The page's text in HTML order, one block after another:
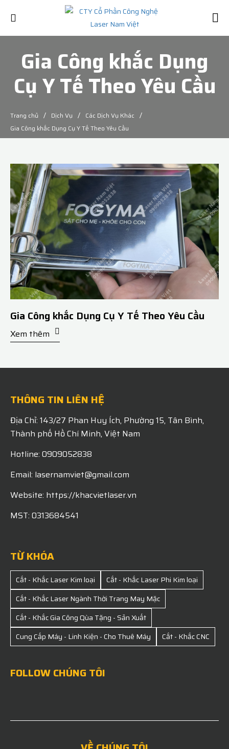
Gia Công khắc Dụng
Cụ Y Tế Theo Yêu Cầu
Trang chủ / Dịch Vụ / Các Dịch Vụ Khác /
Gia Công khắc Dụng Cụ Y Tế Theo Yêu Cầu
Gia Công khắc Dụng Cụ Y Tế Theo Yêu Cầu
Xem thêm
THÔNG TIN LIÊN HỆ
Địa Chỉ: 143/27 Phan Huy Ích, Phường 15, Tân Bình,
Thành phố Hồ Chí Minh, Việt Nam
Hotline: 0909052838
Email: lasernamviet@gmail.com
Website: https://khacvietlaser.vn
MST: 0313684541
TỪ KHÓA
Cắt - Khắc Laser Kim loại
Cắt - Khắc Laser Phi Kim loại
Cắt - Khắc Laser Ngành Thời Trang May Mặc
Cắt - Khắc Gia Công Qùa Tặng - Sản Xuất
Cung Cấp Máy - Linh Kiện - Cho Thuê Máy
Cắt - Khắc CNC
FOLLOW CHÚNG TÔI